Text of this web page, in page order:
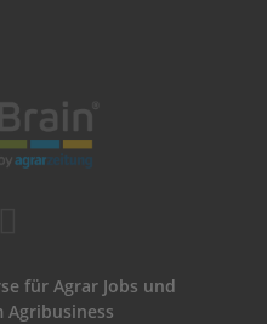
für Agrar Jobs und
Agribusiness